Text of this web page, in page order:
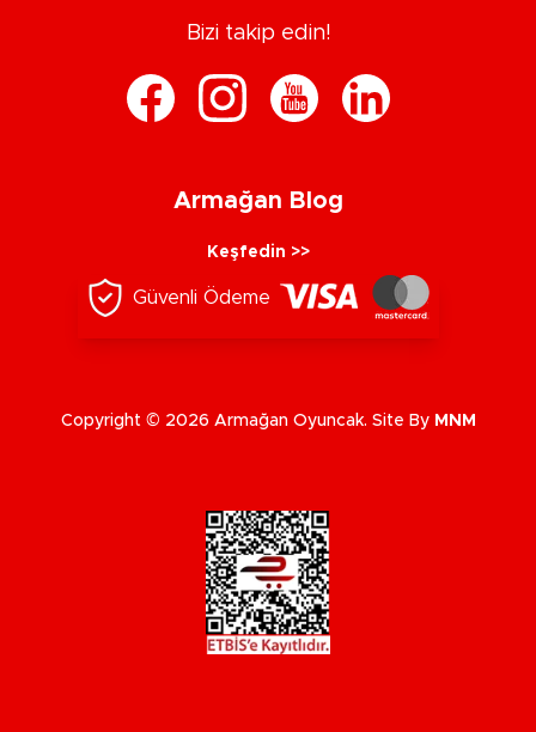
Bizi takip edin!
Armağan Blog
Keşfedin >>
Güvenli Ödeme
Copyright © 2026 Armağan Oyuncak. Site By MNM